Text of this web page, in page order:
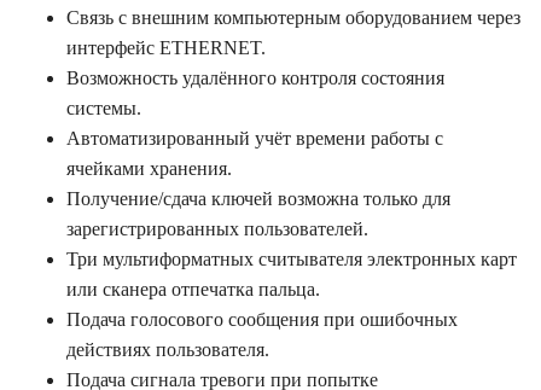
Связь с внешним компьютерным оборудованием через
интерфейс ETHERNET.
Возможность удалённого контроля состояния
системы.
Автоматизированный учёт времени работы с
ячейками хранения.
Получение/сдача ключей возможна только для
зарегистрированных пользователей.
Три мультиформатных считывателя электронных карт
или сканера отпечатка пальца.
Подача голосового сообщения при ошибочных
действиях пользователя.
Подача сигнала тревоги при попытке